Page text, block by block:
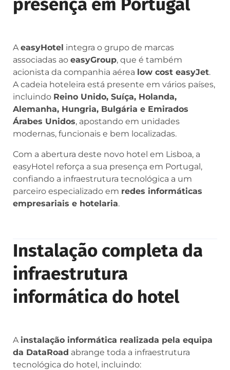
A easyHotel integra o grupo de marcas
associadas ao easyGroup, que é também
acionista da companhia aérea low cost easyJet.
A cadeia hoteleira está presente em vários países,
incluindo Reino Unido, Suíça, Holanda,
Alemanha, Hungria, Bulgária e Emirados
Árabes Unidos, apostando em unidades
modernas, funcionais e bem localizadas.
Com a abertura deste novo hotel em Lisboa, a
easyHotel reforça a sua presença em Portugal,
confiando a infraestrutura tecnológica a um
parceiro especializado em redes informáticas
empresariais e hotelaria.
Instalação completa da
infraestrutura
informática do hotel
A instalação informática realizada pela equipa
da DataRoad abrange toda a infraestrutura
tecnológica do hotel, incluindo: